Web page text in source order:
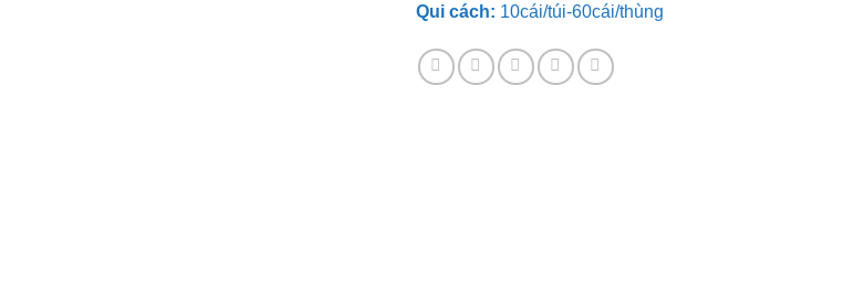
Qui cách: 10cái/túi-60cái/thùng